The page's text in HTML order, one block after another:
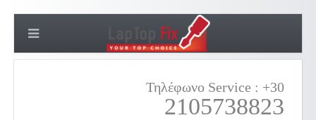
Τηλέφωνο Service : +30
2105738823